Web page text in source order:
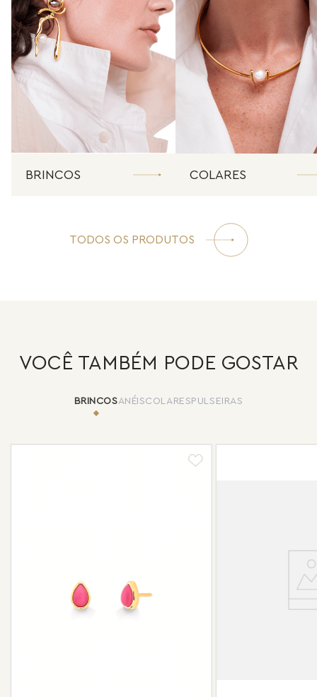
BRINCOS COLARES
TODOS OS PRODUTOS
VOCÊ TAMBÉM PODE GOSTAR
BRINCOSANÉISCOLARES PULSEIRAS